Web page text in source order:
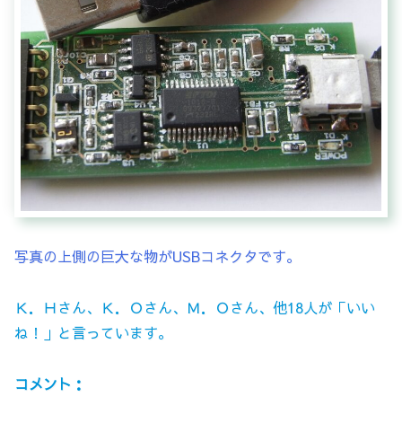
写真の上側の巨大な物がUSBコネクタです。
Ｋ．Ｈさん、Ｋ．Ｏさん、Ｍ．Ｏさん、他18人が「いい
ね！」と言っています。
コメント：